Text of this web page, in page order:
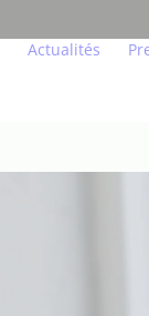
Actualités